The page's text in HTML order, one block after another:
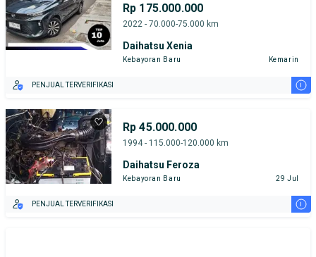
Rp 175.000.000
2022 - 70.000-75.000 km
Daihatsu Xenia
Kebayoran Baru Kemarin
PENJUAL TERVERIFIKASI i
Rp 45.000.000
1994 - 115.000-120.000 km
Daihatsu Feroza
Kebayoran Baru 29 Jul
PENJUAL TERVERIFIKASI i